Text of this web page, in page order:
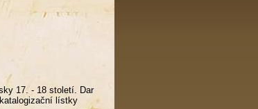
17. - 18 století. Dar
lístky